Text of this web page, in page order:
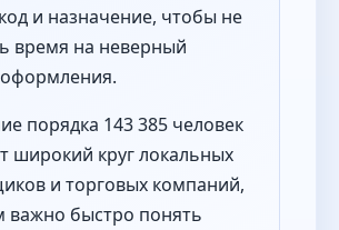
и назначение, чтобы не
время на неверный
порядка 143 385 человек
широкий круг локальных
и торговых компаний,
важно быстро понять